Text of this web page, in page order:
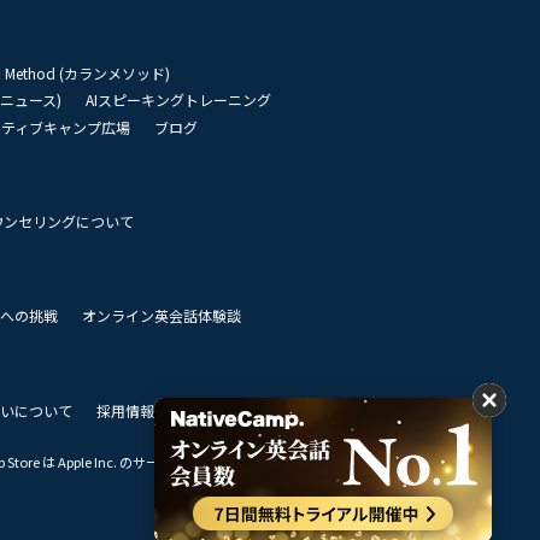
Method (カランメソッド)
ュース)
AIスピーキングトレーニング
ィブキャンプ広場
ブログ
ンセリングについて
の挑戦
オンライン英会話体験談
について 採用情報 私達のビジョン
は Apple Inc. のサービスマークです。